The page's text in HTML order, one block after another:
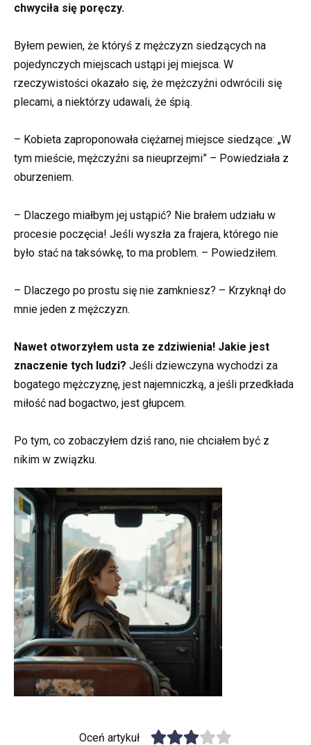
chwyciła się poręczy.
Byłem pewien, że któryś z mężczyzn siedzących na
pojedynczych miejscach ustąpi jej miejsca. W
rzeczywistości okazało się, że mężczyźni odwrócili się
plecami, a niektórzy udawali, że śpią.
– Kobieta zaproponowała ciężarnej miejsce siedzące: „W
tym mieście, mężczyźni sa nieuprzejmi” – Powiedziała z
oburzeniem.
– Dlaczego miałbym jej ustąpić? Nie brałem udziału w
procesie poczęcia! Jeśli wyszła za frajera, którego nie
było stać na taksówkę, to ma problem. – Powiedziłem.
– Dlaczego po prostu się nie zamkniesz? – Krzyknął do
mnie jeden z mężczyzn.
Nawet otworzyłem usta ze zdziwienia! Jakie jest
znaczenie tych ludzi? Jeśli dziewczyna wychodzi za
bogatego mężczyznę, jest najemniczką, a jeśli przedkłada
miłość nad bogactwo, jest głupcem.
Po tym, co zobaczyłem dziś rano, nie chciałem być z
nikim w związku.
Oceń artykuł